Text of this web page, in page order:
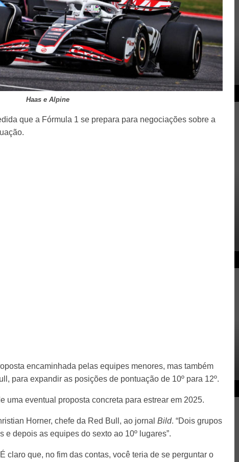
Haas e Alpine
que a Fórmula 1 se prepara para negociações sobre a
encaminhada pelas equipes menores, mas também
para expandir as posições de pontuação de 10º para 12º.
uma eventual proposta concreta para estrear em 2025.
Horner, chefe da Red Bull, ao jornal Bild. “Dois grupos
e depois as equipes do sexto ao 10º lugares”.
claro que, no fim das contas, você teria de se perguntar o